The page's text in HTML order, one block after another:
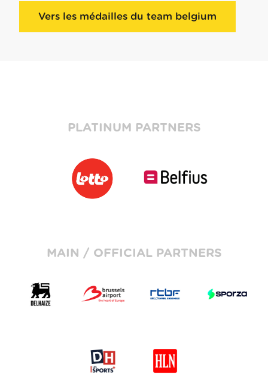
Vers les médailles du team belgium
PLATINUM PARTNERS
MAIN / OFFICIAL PARTNERS